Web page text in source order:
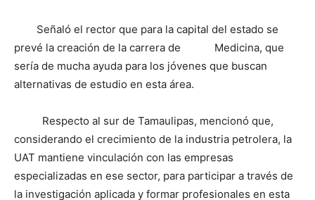
Señaló el rector que para la capital del estado se
prevé la creación de la carrera de Medicina, que
sería de mucha ayuda para los jóvenes que buscan
alternativas de estudio en esta área.
Respecto al sur de Tamaulipas, mencionó que,
considerando el crecimiento de la industria petrolera, la
UAT mantiene vinculación con las empresas
especializadas en ese sector, para participar a través de
la investigación aplicada y formar profesionales en esta